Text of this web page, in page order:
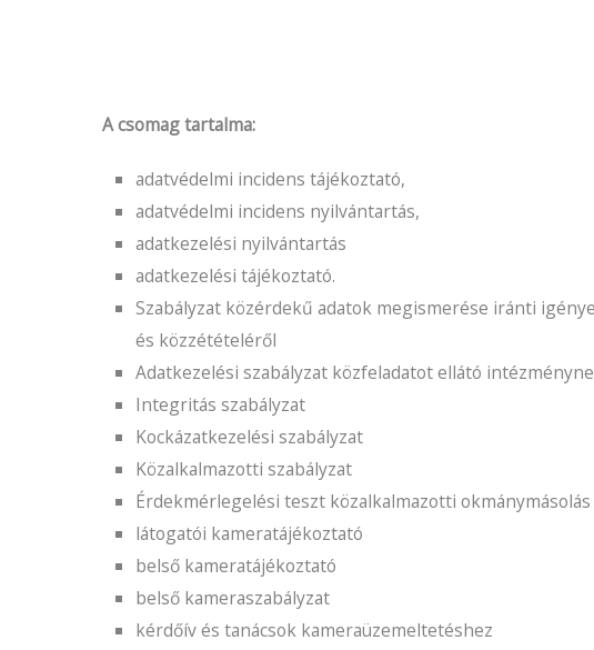
A csomag tartalma:
adatvédelmi incidens tájékoztató,
adatvédelmi incidens nyilvántartás,
adatkezelési nyilvántartás
adatkezelési tájékoztató.
Szabályzat közérdekű adatok megismerése iránti
és közzétételéről
Adatkezelési szabályzat közfeladatot ellátó
Integritás szabályzat
Kockázatkezelési szabályzat
Közalkalmazotti szabályzat
Érdekmérlegelési teszt közalkalmazotti okmánymásolás
látogatói kameratájékoztató
belső kameratájékoztató
belső kameraszabályzat
kérdőív és tanácsok kameraüzemeltetéshez